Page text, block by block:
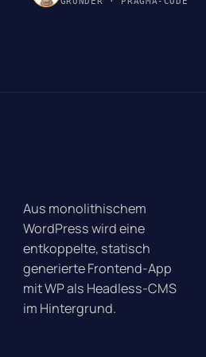
Aus monolithischem
WordPress wird eine
entkoppelte, statisch
generierte Frontend-App
mit WP als Headless-CMS
im Hintergrund.